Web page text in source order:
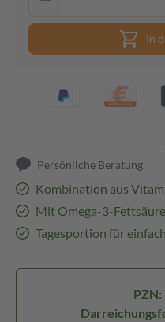
In
Persönliche Beratung
Kombination aus
Mit Omega-3-
Tagesportion für